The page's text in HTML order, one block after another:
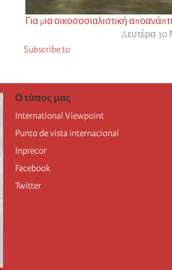
Για μια οικοσοσιαλιστική
Δευτέρα 30
Subscribe to
Ο τύπος μας
International Viewpoint
Punto de vista internacional
Inprecor
Facebook
Twitter